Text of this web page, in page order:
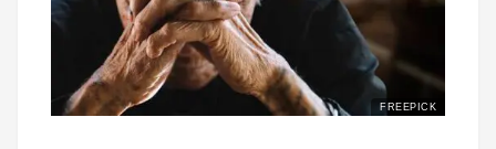
FREEPICK